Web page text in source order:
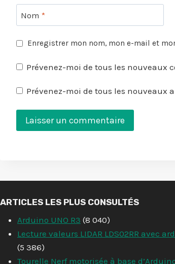
Nom *
Enregistrer mon nom, mon e-mail et
Prévenez-moi de tous les nouveaux
Prévenez-moi de tous les nouveaux
ARTICLES LES PLUS CONSULTÉS
Arduino UNO R3 (8 040)
Lecture valeurs LIDAR LDS02RR avec
(5 386)
Tourelle Nerf motorisée à base